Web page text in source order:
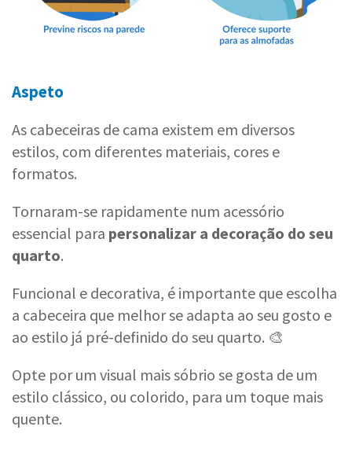
Aspeto
As cabeceiras de cama existem em diversos
estilos, com diferentes materiais, cores e
formatos.
Tornaram-se rapidamente num acessório
essencial para personalizar a decoração do seu
quarto.
Funcional e decorativa, é importante que escolha
a cabeceira que melhor se adapta ao seu gosto e
ao estilo já pré-definido do seu quarto. 🎨
Opte por um visual mais sóbrio se gosta de um
estilo clássico, ou colorido, para um toque mais
quente.